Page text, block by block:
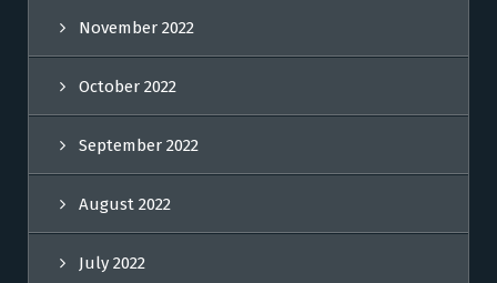
November 2022
October 2022
September 2022
August 2022
July 2022